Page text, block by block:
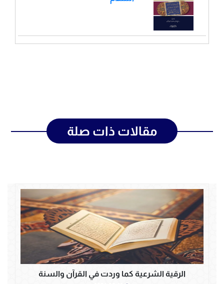
مقالات ذات صلة
الرقية الشرعية كما وردت في القرآن والسنة